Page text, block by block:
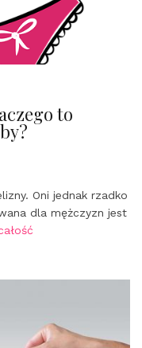
to
Oni jednak rzadko
dla mężczyzn jest